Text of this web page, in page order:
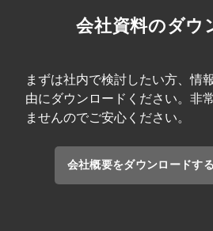
会社資料のダウ
まずは社内で検討したい方、情
由にダウンロードください。非
ませんのでご安心ください。
会社概要をダウンロードする